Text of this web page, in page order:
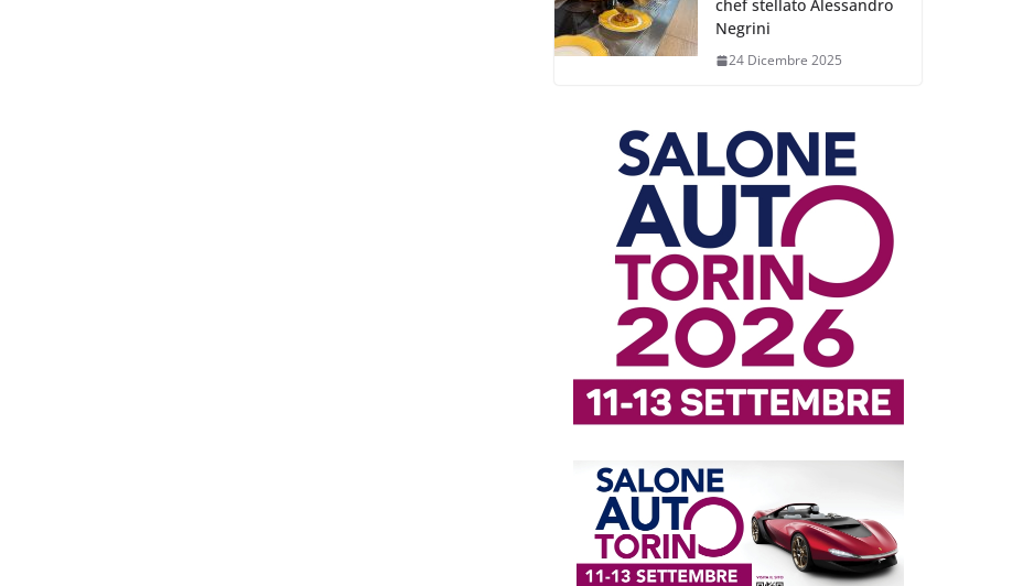
chef stellato Alessandro
Negrini
24 Dicembre 2025